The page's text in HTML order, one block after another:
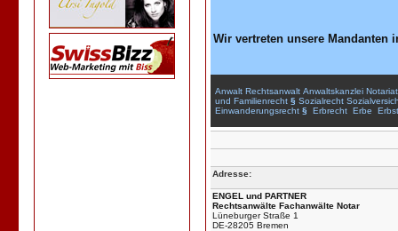
Wir vertreten unsere Mandanten
Anwalt Rechtsanwalt Anwaltskanzlei Notariat
und Familienrecht § Sozialrecht
Einwanderungsrecht § Erbrecht Erbe
Adresse:
ENGEL und PARTNER
Rechtsanwälte Fachanwälte Notar
Lüneburger Straße 1
DE-28205 Bremen